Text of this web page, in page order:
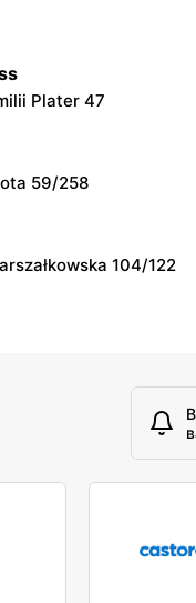
152A
139
Plater 47
59/258
104/122